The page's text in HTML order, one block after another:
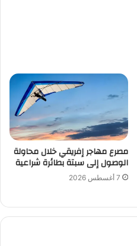
مصرع مهاجر إفريقي خلال محاولة
الوصول إلى سبتة بطائرة شراعية
7 أغسطس 2026